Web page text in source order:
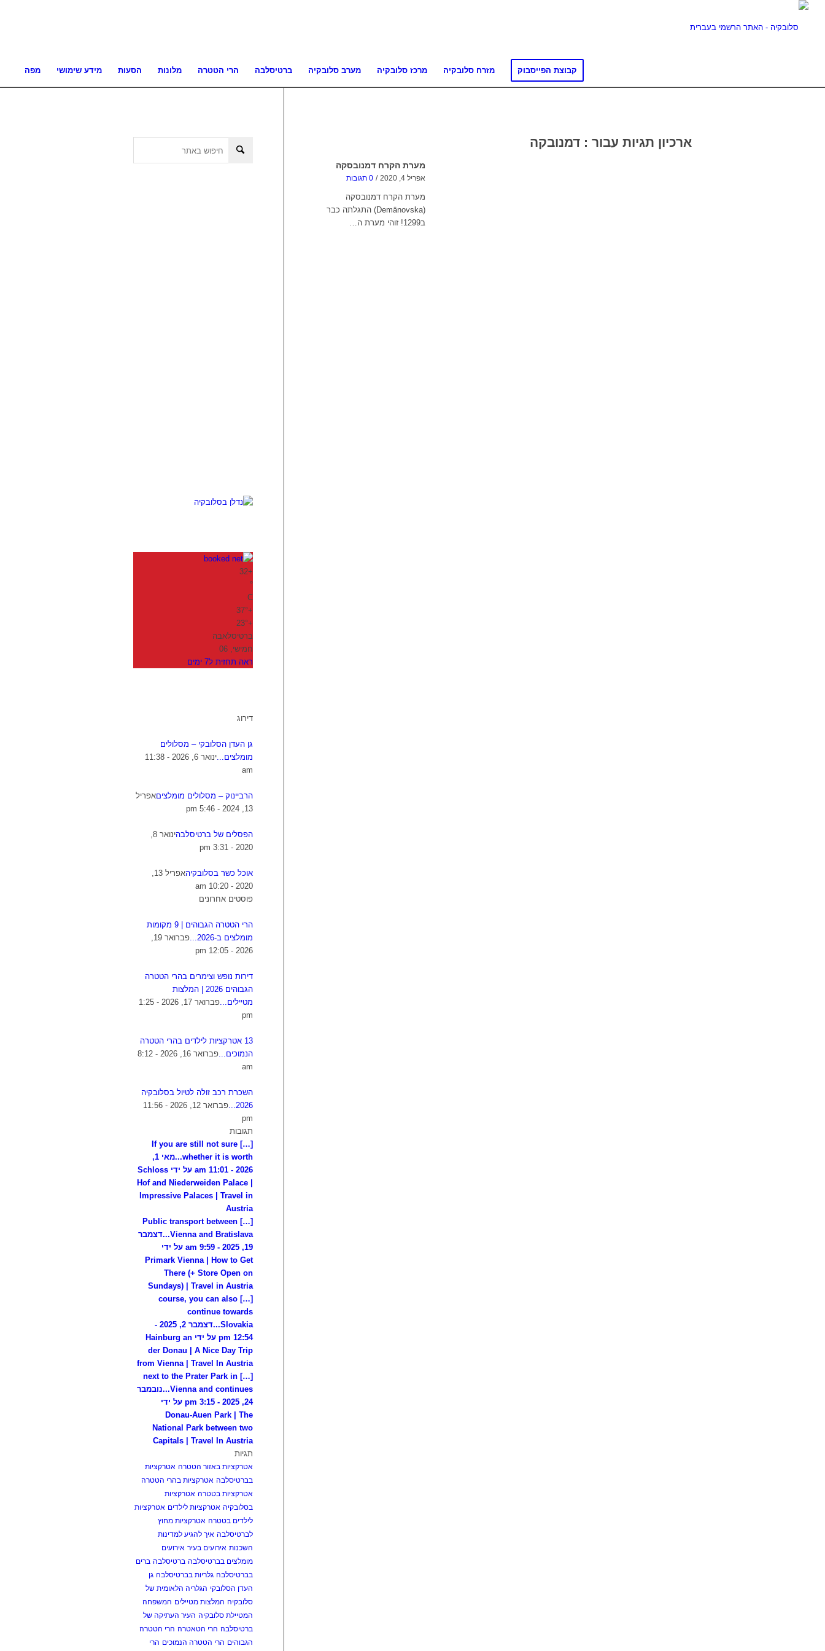
מפה מידע שימושי הסעות מלונות הרי הטטרה ברטיסלבה מערב סלובקיה מרכז סלובקיה מזרח סלובקיה קבוצת הפייסבוק
ארכיון תגיות עבור : דמנובקה
מערת הקרח דמנובסקה
אפריל 4, 2020 / 0 תגובות
מערת הקרח דמנובסקה
(Demänovska) התגלתה כבר
ב1299! זוהי מערת ה…
+
32
°
C
+
37°
+
23°
ברטיסלאבה
חמישי, 06
ראה תחזית ל7 ימים
דירוג
גן העדן הסלובקי – מסלולים
מומלצים...
ינואר 6, 2026 - 11:38
am
הרביינוק – מסלולים מומלציםאפריל
13, 2024 - 5:46 pm
הפסלים של ברטיסלבה
ינואר 8,
2020 - 3:31 pm
אוכל כשר בסלובקיה
אפריל 13,
2020 - 10:20 am
פוסטים אחרונים
הרי הטטרה הגבוהים | 9 מקומות
מומלצים ב-2026...
פברואר 19,
2026 - 12:05 pm
דירות נופש וצימרים בהרי הטטרה
הגבוהים 2026 | המלצות
מטיילים...
פברואר 17, 2026 - 1:25
pm
13 אטרקציות לילדים בהרי הטטרה
הנמוכים...
פברואר 16, 2026 - 8:12
am
השכרת רכב זולה לטיול בסלובקיה
2026...
פברואר 12, 2026 - 11:56
pm
תגובות
[…] If you are still not sure
whether it is worth...
מאי 1,
2026 - 11:01 am על ידי Schloss
Hof and Niederweiden Palace |
Impressive Palaces | Travel in
Austria
[…] Public transport between
Vienna and Bratislava...
דצמבר
19, 2025 - 9:59 am על ידי
Primark Vienna | How to Get
There (+ Store Open on
Sundays) | Travel in Austria
[…] course, you can also
continue towards
Slovakia...
דצמבר 2, 2025 -
12:54 pm על ידי Hainburg an
der Donau | A Nice Day Trip
from Vienna | Travel In Austria
[…] next to the Prater Park in
Vienna and continues...
נובמבר
24, 2025 - 3:15 pm על ידי
Donau-Auen Park | The
National Park between two
Capitals | Travel In Austria
תגיות
אטרקציות באזור הטטרה אטרקציות
בברטיסלבה אטרקציות בהרי הטטרה
אטרקציות בטטרה אטרקציות
בסלובקיה אטרקציות לילדים אטרקציות
לילדים בטטרה אטרקציות מחוץ
לברטיסלבה איך להגיע למדינות
השכנות אירועים בעיר אירועים
מומלצים בברטיסלבה ברטיסלבה ברים
בברטיסלבה גלריות בברטיסלבה גן
העדן הסלובקי הגלריה הלאומית של
סלובקיה המלצות מטיילים המשפחה
המטיילת סלובקיה העיר העתיקה של
ברטיסלבה הרי הטאטרה הרי הטטרה
הגבוהים הרי הטטרה הנמוכים הרי